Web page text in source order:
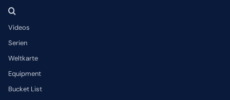
Videos
Serien
Weltkarte
Equipment
Bucket List